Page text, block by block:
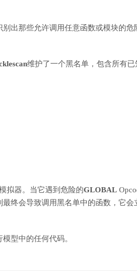
出那些允许调用任意函数或模块的危
维护了一个黑名单，包含所有已
拟器。当它遇到危险的GLOBAL
终会导致调用黑名单中的函数，它会
型中的任何代码。